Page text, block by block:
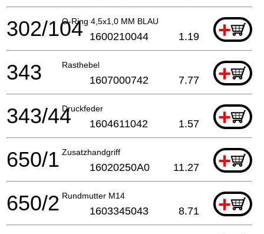
O-Ring 4,5x1,0 MM BLAU +
302/104 1600210044 1.19
Rasthebel +
343 1607000742 7.77
Druckfeder +
343/44 1604611042 1.57
Zusatzhandgriff +
650/1 16020250A0 11.27
Rundmutter M14 +
650/2 1603345043 8.71